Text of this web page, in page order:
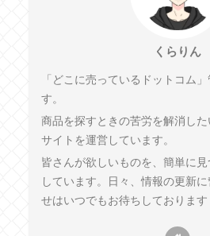
くらりん
「どこに売っているドットコム
す。
商品を探すときの苦労を解消し
サイトを運営しています。
皆さんが欲しいものを、簡単に
しています。日々、情報の更新
せはいつでもお待ちしております